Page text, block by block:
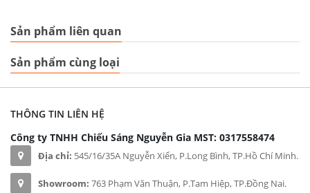
Sản phẩm liên quan
Sản phẩm cùng loại
THÔNG TIN LIÊN HỆ
Công ty TNHH Chiếu Sáng Nguyễn Gia MST: 0317558474
Địa chỉ: 545/16/35A Nguyễn Xiển, P.Long Bình, TP.Hồ Chí Minh.
Showroom: 763 Phạm Văn Thuận, P.Tam Hiệp, TP.Đồng Nai.